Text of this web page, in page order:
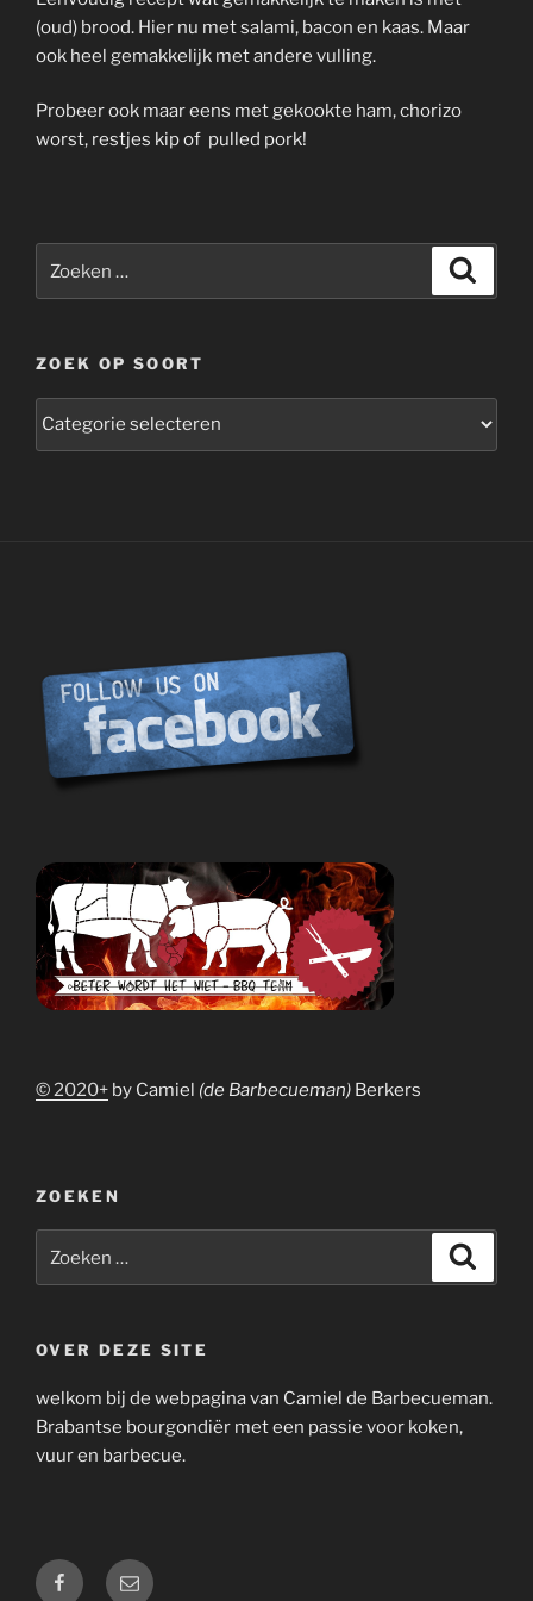
(oud) brood. Hier nu met salami, bacon en kaas. Maar
ook heel gemakkelijk met andere vulling.
Probeer ook maar eens met gekookte ham, chorizo
worst, restjes kip of pulled pork!
ZOEK OP SOORT
zoek
© 2020+ by Camiel (de Barbecueman) Berkers
ZOEKEN
OVER DEZE SITE
welkom bij de webpagina van Camiel de Barbecueman.
Brabantse bourgondiër met een passie voor koken,
vuur en barbecue.
Facebook
E-